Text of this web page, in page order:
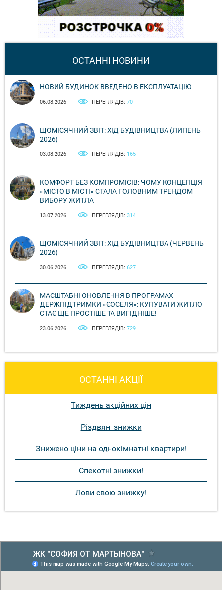
ОСТАННІ НОВИНИ
НОВИЙ БУДИНОК ВВЕДЕНО В ЕКСПЛУАТАЦІЮ
06.08.2026 ПЕРЕГЛЯДІВ: 70
ЩОМІСЯЧНИЙ ЗВІТ: ХІД БУДІВНИЦТВА (ЛИПЕНЬ
2026)
03.08.2026 ПЕРЕГЛЯДІВ: 165
КОМФОРТ БЕЗ КОМПРОМІСІВ: ЧОМУ КОНЦЕПЦІЯ
«МІСТО В МІСТІ» СТАЛА ГОЛОВНИМ ТРЕНДОМ
ВИБОРУ ЖИТЛА
13.07.2026 ПЕРЕГЛЯДІВ: 314
ЩОМІСЯЧНИЙ ЗВІТ: ХІД БУДІВНИЦТВА (ЧЕРВЕНЬ
2026)
30.06.2026 ПЕРЕГЛЯДІВ: 627
МАСШТАБНІ ОНОВЛЕННЯ В ПРОГРАМАХ
ДЕРЖПІДТРИМКИ «ЄОСЕЛЯ»: КУПУВАТИ ЖИТЛО
СТАЄ ЩЕ ПРОСТІШЕ ТА ВИГІДНІШЕ!
23.06.2026 ПЕРЕГЛЯДІВ: 729
ОСТАННІ АКЦІЇ
Тиждень акційних цін
Різдвяні знижки
Знижено ціни на однокімнатні квартири!
Спекотні знижки!
Лови свою знижку!